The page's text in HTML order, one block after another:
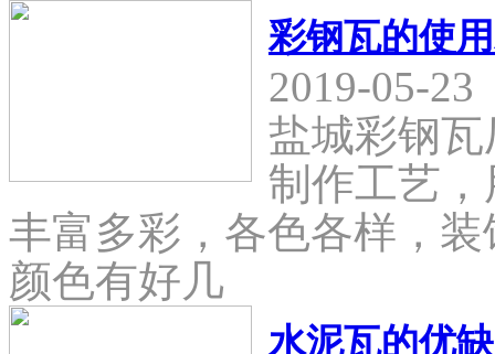
彩钢瓦的使
2019-05-23
盐城彩钢
制作工艺
丰富多彩，各色各样，
颜色有好几
水泥瓦的优